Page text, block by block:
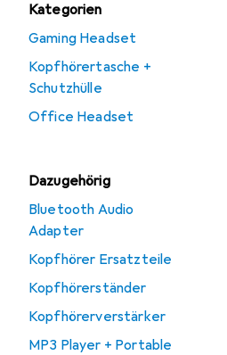
Kategorien
Gaming Headset
Kopfhörertasche +
Schutzhülle
Office Headset
Dazugehörig
Bluetooth Audio
Adapter
Kopfhörer Ersatzteile
Kopfhörerständer
Kopfhörerverstärker
MP3 Player + Portable